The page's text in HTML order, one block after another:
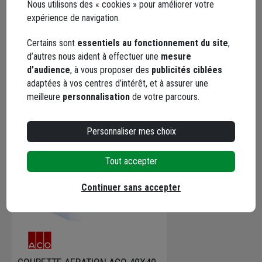
Nous utilisons des « cookies » pour améliorer votre
expérience de navigation.
Certains sont essentiels au fonctionnement du site,
d’autres nous aident à effectuer une mesure
d’audience, à vous proposer des publicités ciblées
adaptées à vos centres d’intérêt, et à assurer une
meilleure personnalisation de votre parcours.
Personnaliser mes choix
Tout accepter
Continuer sans accepter